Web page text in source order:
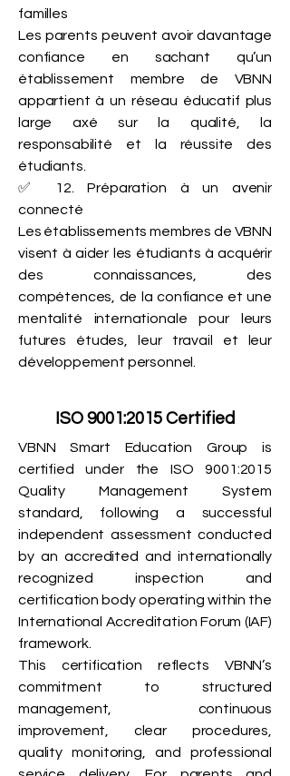
familles
Les parents peuvent avoir davantage
confiance en sachant qu’un
établissement membre de VBNN
appartient à un réseau éducatif plus
large axé sur la qualité, la
responsabilité et la réussite des
étudiants.
✅ 12. Préparation à un avenir
connecté
Les établissements membres de VBNN
visent à aider les étudiants à acquérir
des connaissances, des
compétences, de la confiance et une
mentalité internationale pour leurs
futures études, leur travail et leur
développement personnel.
ISO 9001:2015 Certified
VBNN Smart Education Group is
certified under the ISO 9001:2015
Quality Management System
standard, following a successful
independent assessment conducted
by an accredited and internationally
recognized inspection and
certification body operating within the
International Accreditation Forum (IAF)
framework.
This certification reflects VBNN’s
commitment to structured
management, continuous
improvement, clear procedures,
quality monitoring, and professional